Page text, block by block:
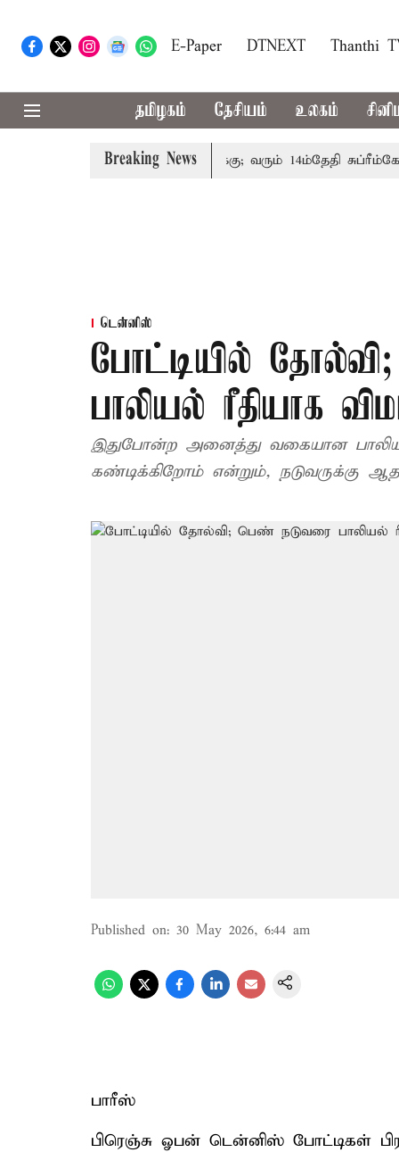
E-Paper DTNEXT Thanthi
தமிழகம் தேசியம் உலகம்
Breaking News
அரசுப்பணி வழக்கு; வரும் 14ம்தேதி
டென்னிஸ்
போட்டியில்
பாலியல் ரீதியாக
இதுபோன்ற அனைத்து வகையான
Published on: 30 May 2026, 6:44 am
பாரீஸ்
பிரெஞ்சு ஓபன் டென்னிஸ் போட்டிகள்